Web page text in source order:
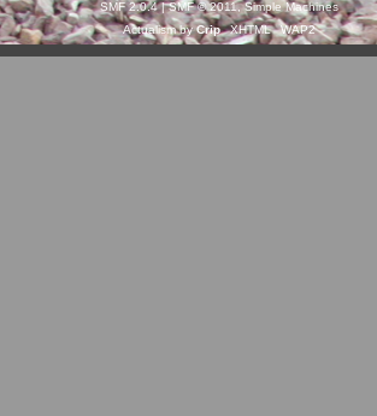
SMF 2.0.4|SMF © 2011,Simple Machines
Actualism byCrip XHTML WAP2